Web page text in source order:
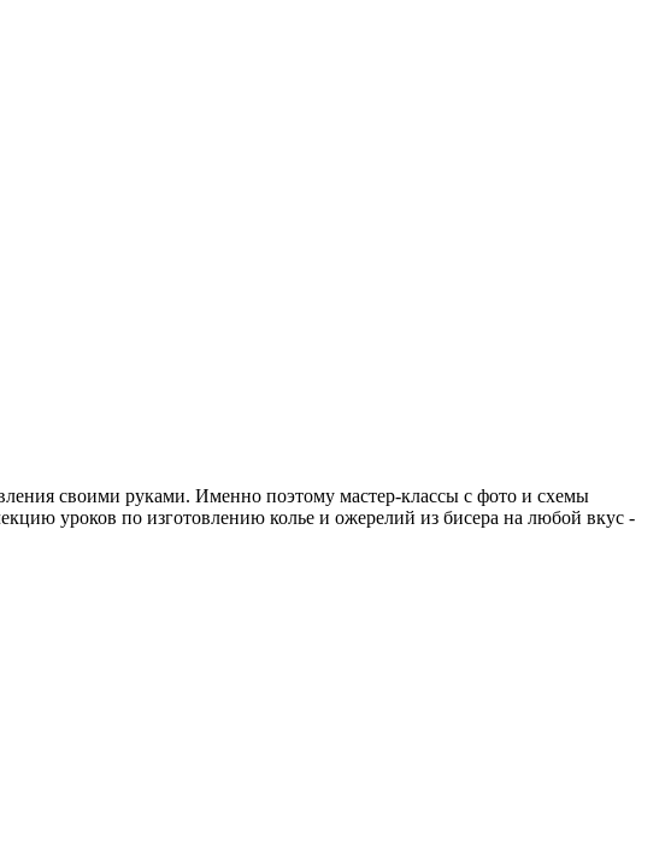
своими руками. Именно поэтому мастер-классы с фото и схемы
уроков по изготовлению колье и ожерелий из бисера на любой вкус -